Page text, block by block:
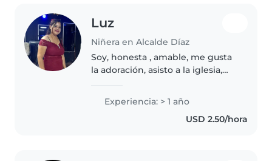
Luz
Niñera en Alcalde Díaz
Soy, honesta , amable, me gusta
la adoración, asisto a la iglesia,
costuras , me gusta el deporte y
trabajar con niños pequeños
enseñándoles e instruyendoles..
Experiencia: > 1 año
USD 2.50/hora